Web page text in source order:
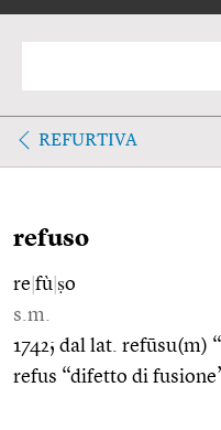
REFURTIVA
refuso
re fù ṣo
s.m.
1742; dal lat. refūsu(m)
refus “difetto di